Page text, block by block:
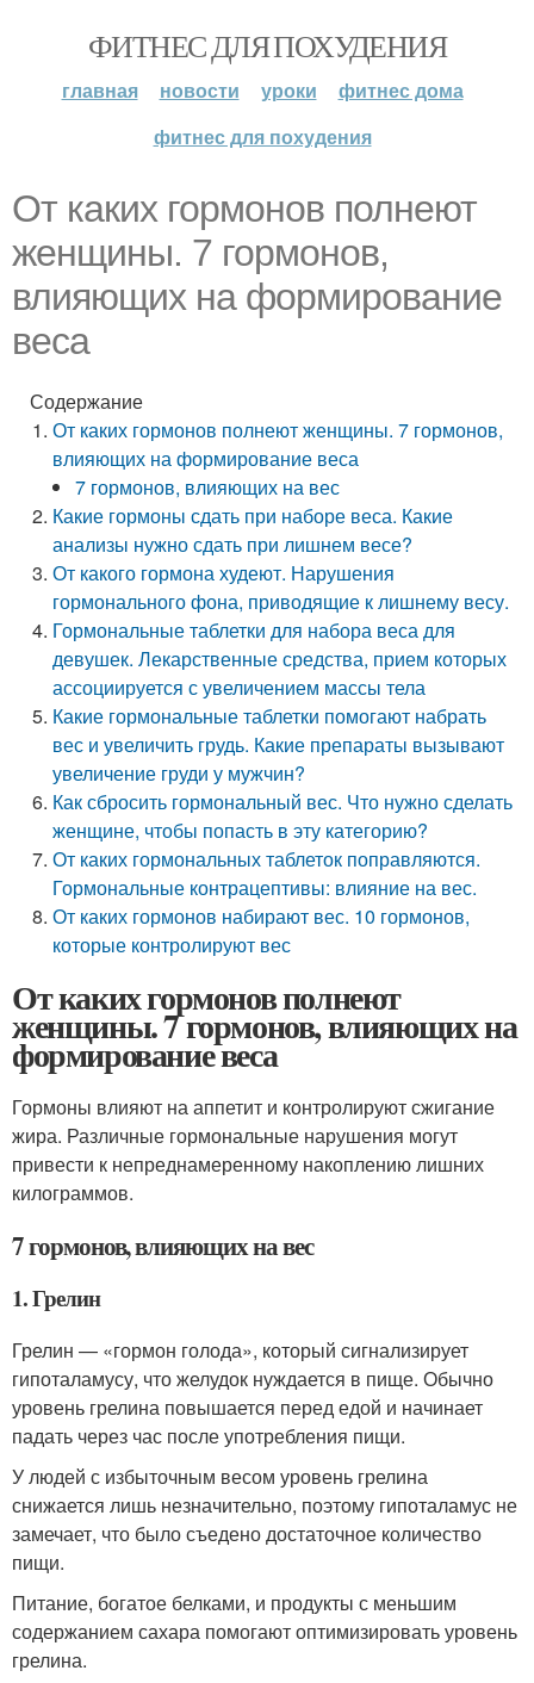
ФИТНЕС ДЛЯ ПОХУДЕНИЯ
главная новости уроки
фитнес дома
фитнес для похудения
От каких гормонов полнеют
женщины. 7 гормонов,
влияющих на формирование
веса
Содержание
От каких гормонов полнеют женщины. 7 гормонов,
влияющих на формирование веса
7 гормонов, влияющих на вес
Какие гормоны сдать при наборе веса. Какие
анализы нужно сдать при лишнем весе?
От какого гормона худеют. Нарушения
гормонального фона, приводящие к лишнему весу.
Гормональные таблетки для набора веса для
девушек. Лекарственные средства, прием которых
ассоциируется с увеличением массы тела
Какие гормональные таблетки помогают набрать
вес и увеличить грудь. Какие препараты вызывают
увеличение груди у мужчин?
Как сбросить гормональный вес. Что нужно сделать
женщине, чтобы попасть в эту категорию?
От каких гормональных таблеток поправляются.
Гормональные контрацептивы: влияние на вес.
От каких гормонов набирают вес. 10 гормонов,
которые контролируют вес
От каких гормонов полнеют
женщины. 7 гормонов, влияющих на
формирование веса
Гормоны влияют на аппетит и контролируют сжигание
жира. Различные гормональные нарушения могут
привести к непреднамеренному накоплению лишних
килограммов.
7 гормонов, влияющих на вес
1. Грелин
Грелин — «гормон голода», который сигнализирует
гипоталамусу, что желудок нуждается в пище. Обычно
уровень грелина повышается перед едой и начинает
падать через час после употребления пищи.
У людей с избыточным весом уровень грелина
снижается лишь незначительно, поэтому гипоталамус не
замечает, что было съедено достаточное количество
пищи.
Питание, богатое белками, и продукты с меньшим
содержанием сахара помогают оптимизировать уровень
грелина.